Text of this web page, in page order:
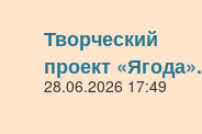
Творческий
проект «Ягода».
28.06.2026 17:49